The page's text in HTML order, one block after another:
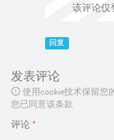
该评论仅
回复
发表评论
使用cookie技术保留您
您已同意该条款
评论 *